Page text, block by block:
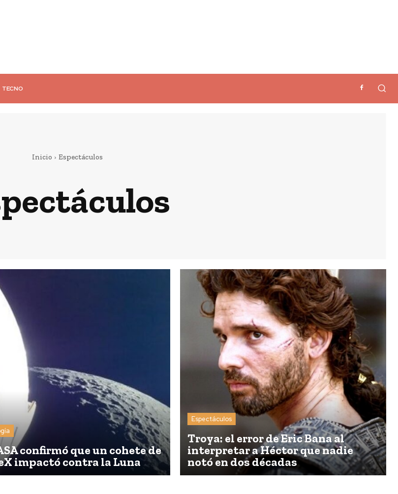
TECNO
Inicio Espectáculos
confirmó que un cohete de
impactó contra la Luna
Espectáculos
Troya: el error de Eric Bana al
interpretar a Héctor que nadie
notó en dos décadas